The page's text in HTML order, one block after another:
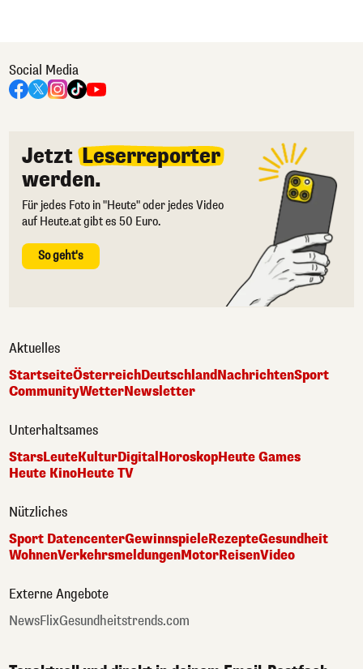
Social Media
Jetzt Leserreporter
werden.
Für jedes Foto in "Heute" oder jedes Video
auf Heute.at gibt es 50 Euro.
So geht's
Aktuelles
StartseiteÖsterreichDeutschlandNachrichtenSport
CommunityWetterNewsletter
Unterhaltsames
StarsLeuteKulturDigital HoroskopHeute Games
Heute KinoHeute TV
Nützliches
Sport DatencenterGewinnspieleRezepteGesundheit
WohnenVerkehrsmeldungenMotorReisenVideo
Externe Angebote
NewsFlixGesundheitstrends.com